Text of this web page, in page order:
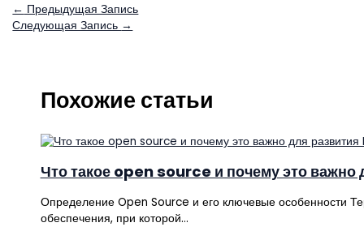
← Предыдущая Запись
Следующая Запись →
Похожие статьи
Что такое open source и почему это
Определение Open Source и его ключевые особенности
обеспечения, при которой…